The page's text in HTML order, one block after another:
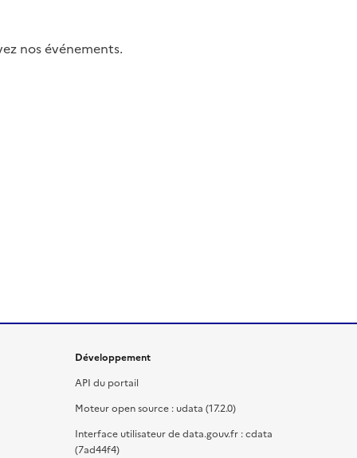
nos événements.
Développement
API du portail
Moteur open source : udata (17.2.0)
Interface utilisateur de data.gouv.fr : cdata
(7ad44f4)